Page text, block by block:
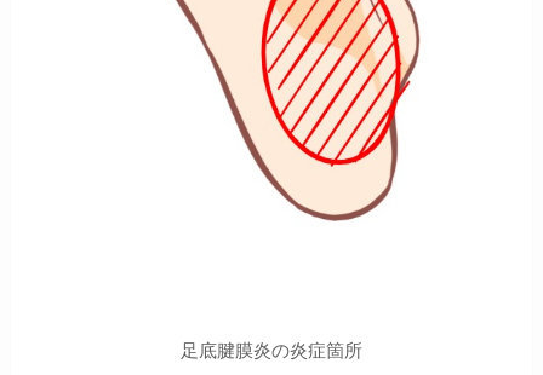
足底腱膜炎の炎症箇所